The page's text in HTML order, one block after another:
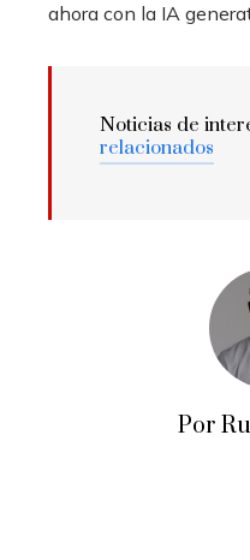
ahora con la IA
Noticias de
relacionados
Por